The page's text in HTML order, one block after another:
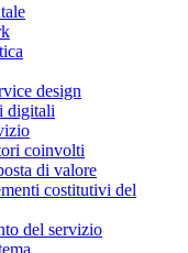
design
digitali
coinvolti
di valore
costitutivi del
del servizio